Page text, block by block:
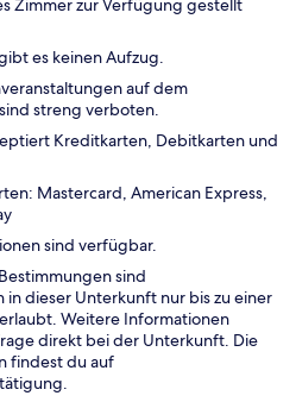
Zimmer zur Verfügung gestellt
es keinen Aufzug.
auf dem
streng verboten.
Kreditkarten, Debitkarten und
Mastercard, American Express,
sind verfügbar.
sind
in dieser Unterkunft nur bis zu einer
Weitere Informationen
direkt bei der Unterkunft. Die
findest du auf